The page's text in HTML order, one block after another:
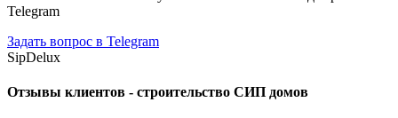
Telegram
Задать вопрос в Telegram
SipDelux
Отзывы клиентов - строительство СИП домов